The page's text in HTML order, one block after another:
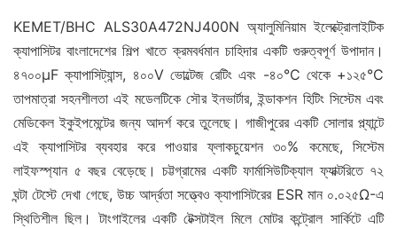
KEMET/BHC ALS30A472NJ400N অ্যালুমিনিয়াম ইলেক্ট্রোলাইটিক
ক্যাপাসিটর বাংলাদেশের শিল্প খাতে ক্রমবর্ধমান চাহিদার একটি গুরুত্বপূর্ণ উপাদান।
৪৭০০μF ক্যাপাসিট্যান্স, ৪০০V ভোল্টেজ রেটিং এবং -৪০°C থেকে +১২৫°C
তাপমাত্রা সহনশীলতা এই মডেলটিকে সৌর ইনভার্টার, ইন্ডাকশন হিটিং সিস্টেম এবং
মেডিকেল ইকুইপমেন্টের জন্য আদর্শ করে তুলেছে। গাজীপুরের একটি সোলার প্ল্যান্টে
এই ক্যাপাসিটর ব্যবহার করে পাওয়ার ফ্লাকচুয়েশন ৩০% কমেছে, সিস্টেম
লাইফস্প্যান ৫ বছর বেড়েছে। চট্টগ্রামের একটি ফার্মাসিউটিক্যাল ফ্যাক্টরিতে ৭২
ঘন্টা টেস্টে দেখা গেছে, উচ্চ আর্দ্রতা সত্ত্বেও ক্যাপাসিটরের ESR মান ০.০২৫Ω-এ
স্থিতিশীল ছিল। টাংগাইলের একটি টেক্সটাইল মিলে মোটর কন্ট্রোল সার্কিটে এটি